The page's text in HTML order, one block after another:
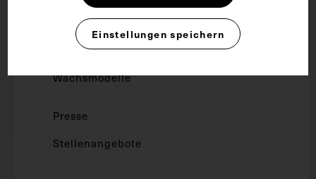
Forschung und Lehre
Dauerausstellung
Wachsmodelle
Presse
Stellenangebote
Einstellungen speichern